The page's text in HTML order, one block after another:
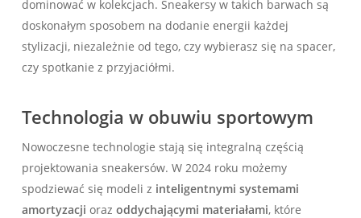
dominować w kolekcjach. Sneakersy w takich barwach są
doskonałym sposobem na dodanie energii każdej
stylizacji, niezależnie od tego, czy wybierasz się na spacer,
czy spotkanie z przyjaciółmi.
Technologia w obuwiu sportowym
Nowoczesne technologie stają się integralną częścią
projektowania sneakersów. W 2024 roku możemy
spodziewać się modeli z inteligentnymi systemami
amortyzacji oraz oddychającymi materiałami, które